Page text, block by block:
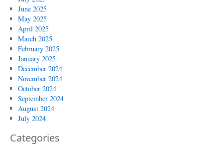
June 2025
May 2025
April 2025
March 2025
February 2025
January 2025
December 2024
November 2024
October 2024
September 2024
August 2024
July 2024
Categories